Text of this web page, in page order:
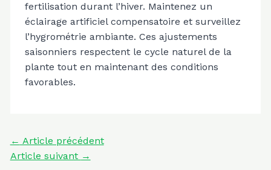
fertilisation durant l’hiver. Maintenez un
éclairage artificiel compensatoire et surveillez
l’hygrométrie ambiante. Ces ajustements
saisonniers respectent le cycle naturel de la
plante tout en maintenant des conditions
favorables.
Navigation
des
← Article précédent
Article suivant →